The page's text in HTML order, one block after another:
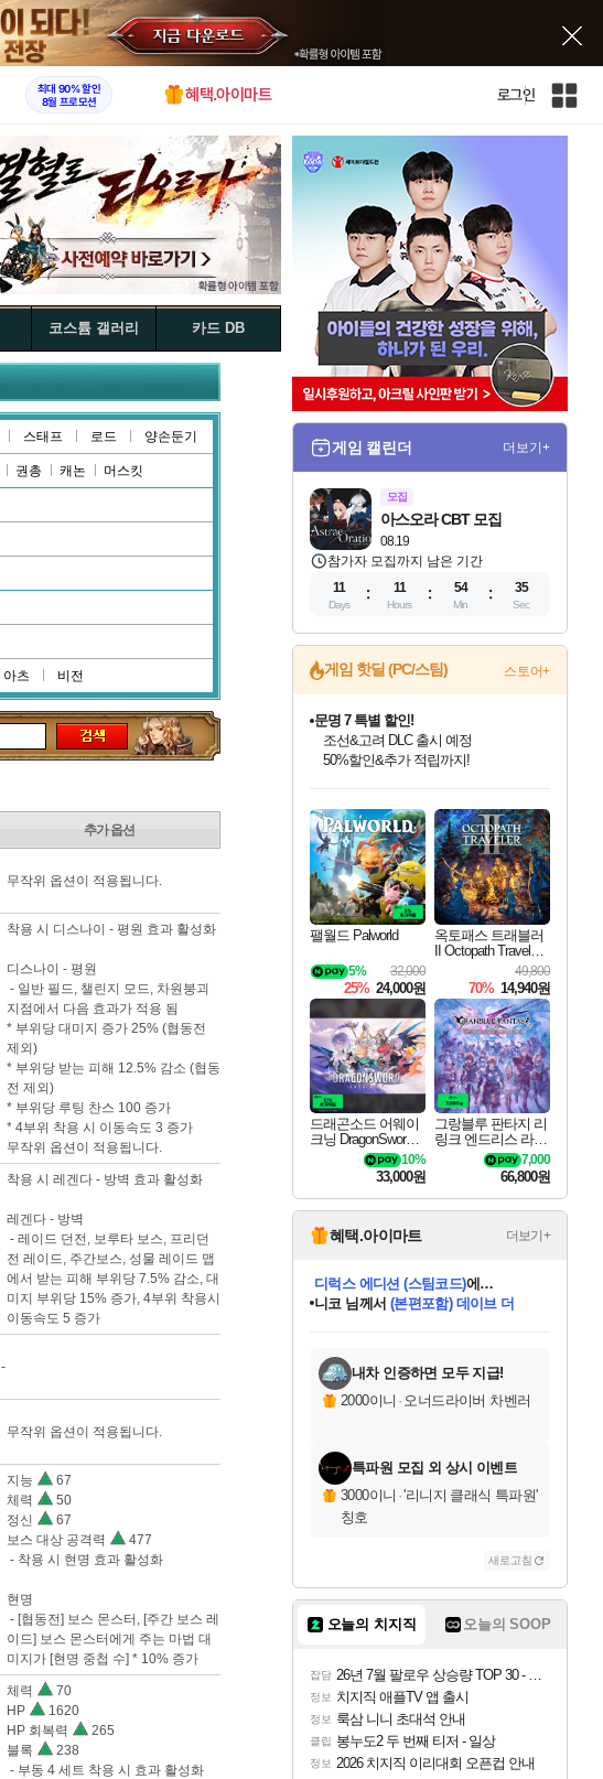
X
최대 90% 할인
8월 프로모션
혜택.아이마트 로그인
인
코스튬 갤러리 카드 DB
스태프 로드 양손둔기
권총 캐논 머스킷
아츠 비전
추가 옵션
무작위 옵션이 적용됩니다.
착용 시 디스나이 - 평원 효과 활성화
디스나이 - 평원
- 일반 필드, 챌린지 모드, 차원붕괴
지점에서 다음 효과가 적용 됨
* 부위당 대미지 증가 25% (협동전
제외)
* 부위당 받는 피해 12.5% 감소 (협동
전 제외)
* 부위당 루팅 찬스 100 증가
* 4부위 착용 시 이동속도 3 증가
무작위 옵션이 적용됩니다.
착용 시 레겐다 - 방벽 효과 활성화
레겐다 - 방벽
- 레이드 던전, 보루타 보스, 프리던
전 레이드, 주간보스, 성물 레이드 맵
에서 받는 피해 부위당 7.5% 감소, 대
미지 부위당 15% 증가, 4부위 착용시
이동속도 5 증가
-
무작위 옵션이 적용됩니다.
지능
67
체력
50
정신
67
보스 대상 공격력
477
- 착용 시 현명 효과 활성화
현명
- [협동전] 보스 몬스터, [주간 보스 레
이드] 보스 몬스터에게 주는 마법 대
미지가 [현명 중첩 수] * 10% 증가
체력
70
HP
1620
HP 회복력
265
블록
238
- 부동 4 세트 착용 시 효과 활성화
게임 캘린더 더보기+
모집
08.19
아스오라 CBT 모집
참가자 모집까지 남은 기간
11
Days
11
Hours
54
Min
34
Sec
게임 핫딜 (PC/스팀) 스토어+
최대 90% 할인가를 만나보세요!
네이버혜택과 함께 만나보세요!
50%할인&추가 적립까지!
마블 투혼 파이팅 소울즈 정식출시!
마블 히어로 총 출동&화려한 격투!
네이버 포인트 혜택까지!
이니&베니 혜택까지!
네이버 혜택가와 함께 예약하세요!
할인&네이버혜택으로 만나보세요!
네이버페이 혜택과 만나보세요!
40주년 프로모션으로 만나보세요!
할인가에 만나보세요!
일부 에디션 상시 할인!
혜택으로 예약 판매 중
편안하게 충전하세요
팰월드 Palworld
32,000
5%
25% 24,000원
옥토패스 트래블러
II Octopath Traveler I
49,800
70% 14,940원
드래곤소드 어웨이
크닝 DragonSword A
10%
33,000원
그랑블루 판타지 리
링크 엔드리스 라그
나로크 Granblue Fa
ntasy Relink Endless
7,000
66,800원
혜택.아이마트 더보기+
교환.
당첨되셨습니다.
니코 님께서(본편포함) 데이브 더
다이버 인 더 정글 번들 (스팀코드)
당첨되셨습니다.
당첨되셨습니다.
당첨되셨습니다.
당첨되셨습니다.
당첨되셨습니다.
에디션 (스팀코드)를 교환.
당첨되셨습니다.
내차 인증하면 모두 지급!
2000이니 · 오너드라이버 차벤러
특파원 모집 외 상시 이벤트
3000이니 ·'리니지 클래식 특파원'
칭호
새로고침
오늘의 치지직 오늘의 SOOP
잡담 26년 7월 팔로우 상승량 TOP 30 - 월간 치지직
정보 치지직 애플TV 앱 출시
정보 룩삼 니니 초대석 안내
클립 봉누도2 두 번째 티저 - 일상
정보 2026 치지직 이리대회 오픈컵 안내